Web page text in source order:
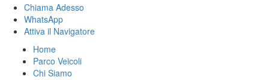
Chiama Adesso
WhatsApp
Attiva il Navigatore
Home
Parco Veicoli
Chi Siamo